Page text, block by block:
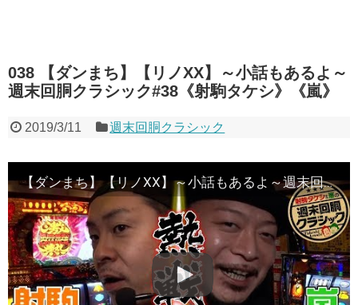
038 【ダンまち】【リノXX】～小話もあるよ～
週末回胴クラシック#38《射駒タケシ》《嵐》
2019/3/11 週末回胴クラシック
【ダンまち】【リノXX】～小話もあるよ～週末回胴クラシック#38《射駒タケシ》《嵐》[必勝本WEB-TV][パチスロ][スロット]